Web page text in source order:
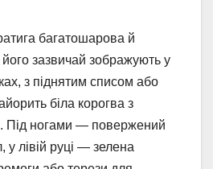
багатошарова й
зазвичай зображують у
з піднятим списом або
біла корогва з
Під ногами — повержений
у лівій руці — зелена